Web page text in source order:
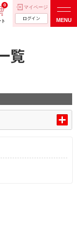
ト
0 マイページ
ログイン MENU
覧